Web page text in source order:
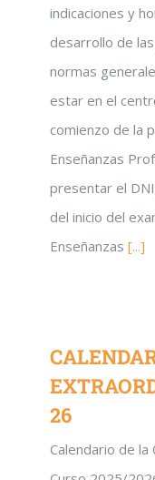
indicaciones y
desarrollo de
normas
estar en el
comienzo de la
Enseñanzas
presentar el
del inicio del
Enseñanzas [...]
26
Calendario de